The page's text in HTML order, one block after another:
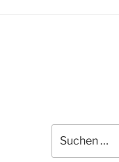
nach: